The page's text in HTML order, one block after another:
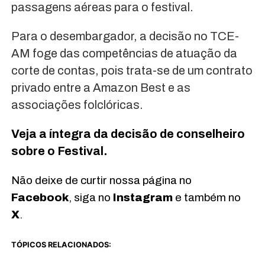
passagens aéreas para o festival.
Para o desembargador, a decisão no TCE-
AM foge das competências de atuação da
corte de contas, pois trata-se de um contrato
privado entre a Amazon Best e as
associações folclóricas.
Veja a íntegra da decisão de conselheiro
sobre o Festival.
Não deixe de curtir nossa página no
Facebook, siga no Instagrame também no
X.
TÓPICOS RELACIONADOS: